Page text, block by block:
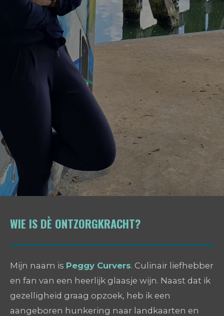
WIE IS DÈ ONTZORGKRACHT?
Mijn naam is Peggy Curvers. Culinair liefhebber
en fan van een heerlijk glaasje wijn. Naast dat ik
gezelligheid graag opzoek, heb ik een
aangeboren hunkering naar landkaarten en